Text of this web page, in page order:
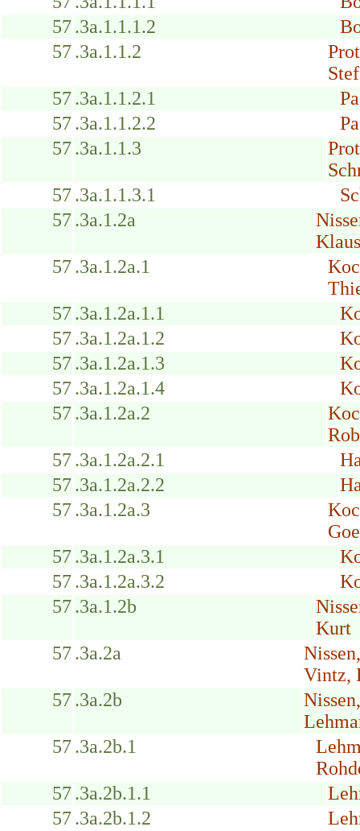
57.3a.1.1.1.2
57.3a.1.1.2
57.3a.1.1.2.1
57.3a.1.1.2.2
57.3a.1.1.3
57.3a.1.1.3.1
57.3a.1.2a
Klaus
57.3a.1.2a.1
57.3a.1.2a.1.1
57.3a.1.2a.1.2
57.3a.1.2a.1.3
57.3a.1.2a.1.4
57.3a.1.2a.2
57.3a.1.2a.2.1
57.3a.1.2a.2.2
57.3a.1.2a.3
57.3a.1.2a.3.1
57.3a.1.2a.3.2
57.3a.1.2b
Kurt
57.3a.2a
Vintz,
57.3a.2b
57.3a.2b.1
57.3a.2b.1.1
57.3a.2b.1.2